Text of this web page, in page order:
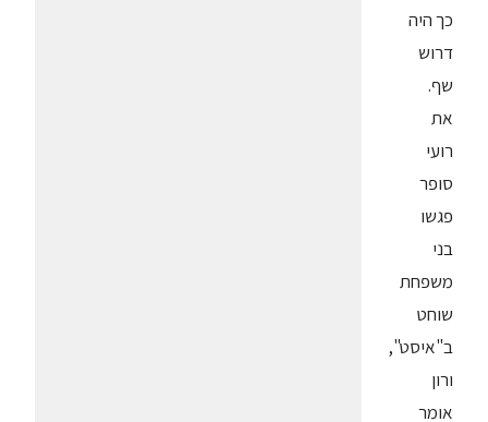
כך היה
דרוש
שף.
את
רועי
סופר
פגשו
בני
משפחת
שוחט
ב"איסט",
ורון
אומר